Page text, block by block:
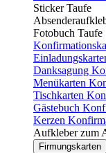
Sticker Taufe
Fotobuch Taufe
Danksagung
Menükarten
Tischkarten
Gästebuch
Kerzen
Aufkleber zum
Firmungskarten